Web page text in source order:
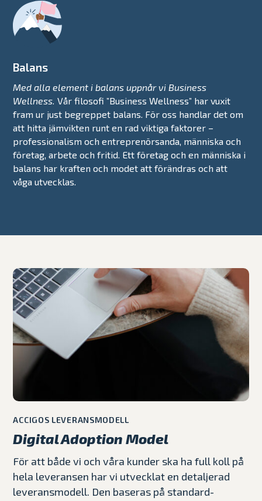
Balans
Med alla element i balans uppnår vi Business
Wellness. Vår filosofi ”Business Wellness” har vuxit
fram ur just begreppet balans. För oss handlar det om
att hitta jämvikten runt en rad viktiga faktorer –
professionalism och entreprenörsanda, människa och
företag, arbete och fritid. Ett företag och en människa i
balans har kraften och modet att förändras och att
våga utvecklas.
ACCIGOS LEVERANSMODELL
Digital Adoption Model
För att både vi och våra kunder ska ha full koll på
hela leveransen har vi utvecklat en detaljerad
leveransmodell. Den baseras på standard-